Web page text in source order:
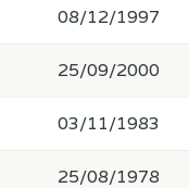
08/12/1997
25/09/2000
03/11/1983
25/08/1978